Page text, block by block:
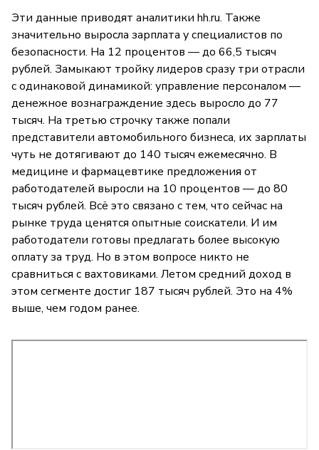
Эти данные приводят аналитики hh.ru. Также
значительно выросла зарплата у специалистов по
безопасности. На 12 процентов — до 66,5 тысяч
рублей. Замыкают тройку лидеров сразу три отрасли
с одинаковой динамикой: управление персоналом —
денежное вознаграждение здесь выросло до 77
тысяч. На третью строчку также попали
представители автомобильного бизнеса, их зарплаты
чуть не дотягивают до 140 тысяч ежемесячно. В
медицине и фармацевтике предложения от
работодателей выросли на 10 процентов — до 80
тысяч рублей. Всё это связано с тем, что сейчас на
рынке труда ценятся опытные соискатели. И им
работодатели готовы предлагать более высокую
оплату за труд. Но в этом вопросе никто не
сравниться с вахтовиками. Летом средний доход в
этом сегменте достиг 187 тысяч рублей. Это на 4%
выше, чем годом ранее.